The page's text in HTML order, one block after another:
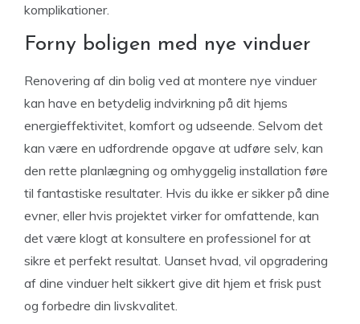
komplikationer.
Forny boligen med nye vinduer
Renovering af din bolig ved at montere nye vinduer
kan have en betydelig indvirkning på dit hjems
energieffektivitet, komfort og udseende. Selvom det
kan være en udfordrende opgave at udføre selv, kan
den rette planlægning og omhyggelig installation føre
til fantastiske resultater. Hvis du ikke er sikker på dine
evner, eller hvis projektet virker for omfattende, kan
det være klogt at konsultere en professionel for at
sikre et perfekt resultat. Uanset hvad, vil opgradering
af dine vinduer helt sikkert give dit hjem et frisk pust
og forbedre din livskvalitet.